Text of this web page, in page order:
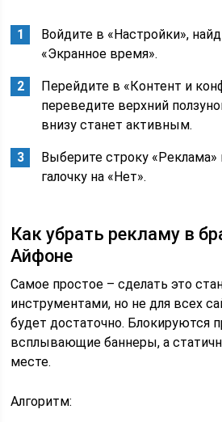
Войдите в «Настройки»,
«Экранное время».
Перейдите в «Контент и
переведите верхний
внизу станет активным.
Выберите строку «Реклама»
галочку на «Нет».
Как убрать рекламу в
Айфоне
Самое простое – сделать это
инструментами, но не для всех
будет достаточно. Блокируются
всплывающие баннеры, а
месте.
Алгоритм: